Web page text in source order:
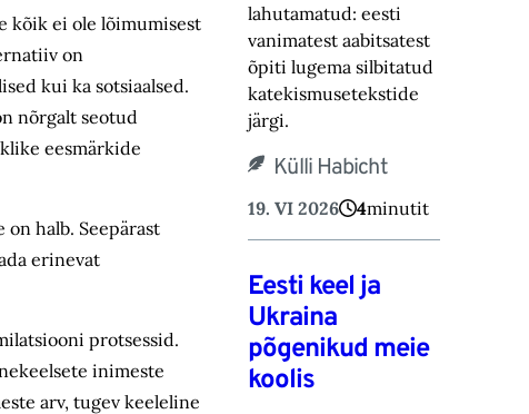
kõik ei ole lõimumisest
on
kui ka sotsiaalsed.
nõrgalt seotud
eesmärkide
halb. Seepärast
erinevat
protsessid.
inimeste
arv, tugev keeleline
lahutamatud: eesti
vanimatest aabitsatest
õpiti lugema silbitatud
katekismusetekstide
järgi.
Külli Habicht
19. VI 2026 4minutit
Eesti keel ja
Ukraina
põgenikud meie
koolis